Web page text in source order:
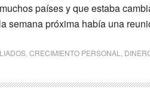
países y que estaba
semana próxima había una
CRECIMIENTO PERSONAL